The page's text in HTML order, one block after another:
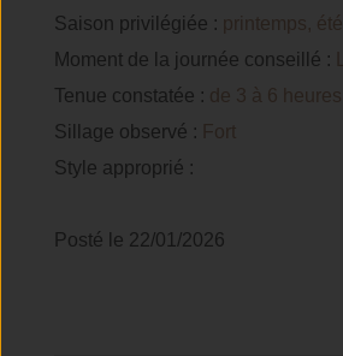
Saison privilégiée : printemps, été
Moment de la journée conseillé :
Tenue constatée : de 3 à 6 heures
Sillage observé : Fort
Style approprié :
Posté le 22/01/2026